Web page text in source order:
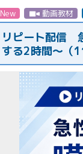
New 動画教材
リピート配信
する2時間〜（